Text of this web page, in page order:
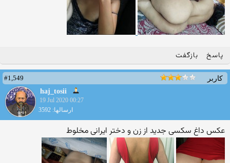
پاسخ بازگفت
کاربر
#1,549
haj_tosii
19 Jul 2020 00:27
ارسالها: 3592
عکس داغ سکسی جدید از زن و دختر ایرانی مخلوط